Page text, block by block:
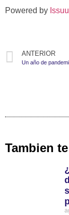
Powered by Issuu
ANTERIOR
Tambien